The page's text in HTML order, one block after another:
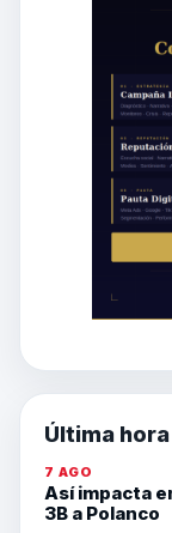
Última hora
7 AGO
Así impacta
3B a Polanco